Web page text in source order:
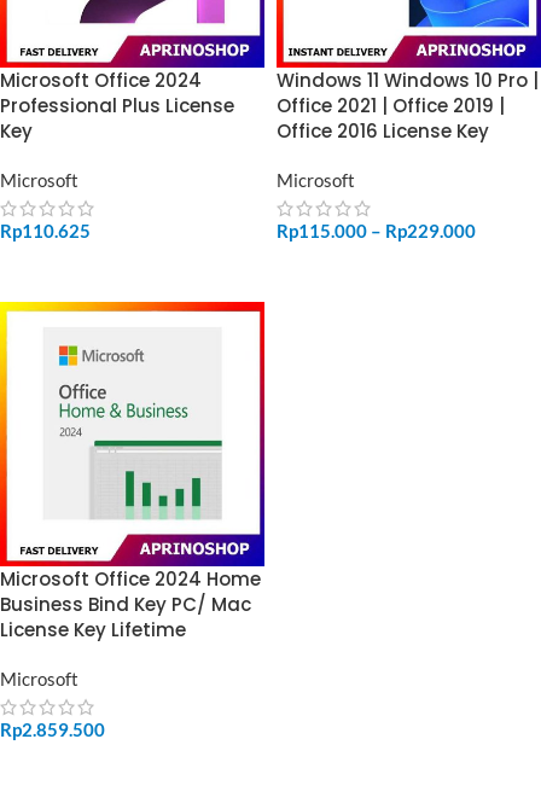
Microsoft Office 2024
Professional Plus License
Key
Microsoft
Rp110.625
Windows 11 Windows 10 Pro |
Office 2021 | Office 2019 |
Office 2016 License Key
Microsoft
Rp115.000 – Rp229.000
Microsoft Office 2024 Home
Business Bind Key PC/ Mac
License Key Lifetime
Microsoft
Rp2.859.500